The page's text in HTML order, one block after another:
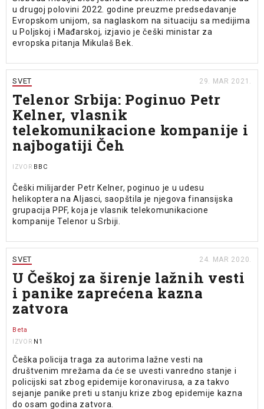
u drugoj polovini 2022. godine preuzme predsedavanje
Evropskom unijom, sa naglaskom na situaciju sa medijima
u Poljskoj i Mađarskoj, izjavio je češki ministar za
evropska pitanja Mikulaš Bek.
SVET 29. MAR 2021.
Telenor Srbija: Poginuo Petr
Kelner, vlasnik
telekomunikacione kompanije i
najbogatiji Čeh
IZVOR BBC
Češki milijarder Petr Kelner, poginuo je u udesu
helikoptera na Aljasci, saopštila je njegova finansijska
grupacija PPF, koja je vlasnik telekomunikacione
kompanije Telenor u Srbiji.
SVET 24. MAR 2020.
U Češkoj za širenje lažnih vesti
i panike zaprećena kazna
zatvora
Beta
IZVOR N1
Češka policija traga za autorima lažne vesti na
društvenim mrežama da će se uvesti vanredno stanje i
policijski sat zbog epidemije koronavirusa, a za takvo
sejanje panike preti u stanju krize zbog epidemije kazna
do osam godina zatvora.